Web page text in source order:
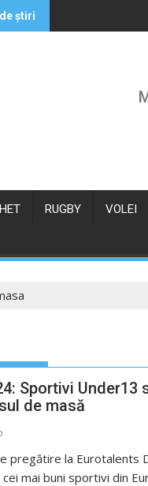
știri
RUGBY VOLEI
Sportivi
de masă
pregătire la Eurotalents
mai buni sportivi din